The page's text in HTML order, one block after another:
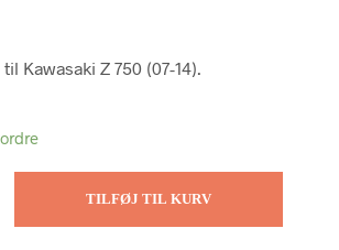
Kawasaki Z 750 (07-14).
TILFØJ TIL KURV